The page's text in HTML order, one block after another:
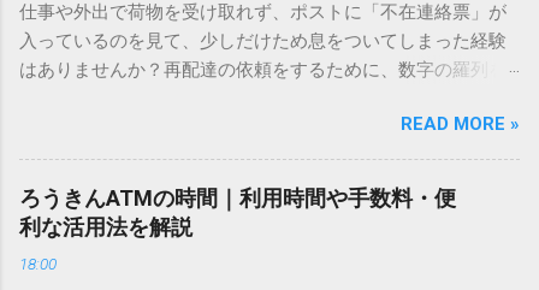
必要はありません。 1. なぜ「変換」しても旧字・外字が出て
こないのか？ そもそも、なぜ普通の変換で出てこない漢字が
あるのでしょうか。その理由は、パソコンが文字を認識する
は、JIS規格（日本産業規格）によって「第1水準」「第2水
準」といった形で整理されています。しかし、人名や地名に
使われる非常に古い漢字（旧字）や、特定の組織だけで作ら
れた「外字」は、この一般的な変換リストに含まれていない
仕事や外出で荷物を受け取れず、ポストに「不在連絡票」が
入っているのを見て、少しだけため息をついてしまった経験
はありませんか？再配達の依頼をするために、数字の羅列を
ことに申し訳なさを感じたりすることもあるかもしれませ
ん。 「もっとスムーズに、自分のタイミングで受け取りた
い」 「わざわざ電話をかけずに、スマホ一つで完結させた
い」 そんな願いを叶えてくれるのが、佐川急便の会員制サー
ビス「スマートクラブ」と、LINEや公式アプリの連携です。
これらを活用するだけで、再配達のストレスは驚くほど軽く
READ MORE »
ろうきんATMの時間｜利用時間や手数料・便
利な活用法を解説
18:00